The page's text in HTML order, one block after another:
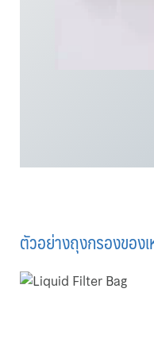
ตัวอย่างถุงกรองของ